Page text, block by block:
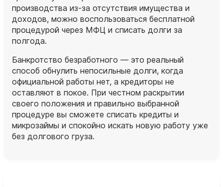
производства из‑за отсутствия имущества и
доходов, можно воспользоваться бесплатной
процедурой через МФЦ и списать долги за
полгода.
Банкротство безработного — это реальный
способ обнулить непосильные долги, когда
официальной работы нет, а кредиторы не
оставляют в покое. При честном раскрытии
своего положения и правильно выбранной
процедуре вы сможете списать кредиты и
микрозаймы и спокойно искать новую работу уже
без долгового груза.